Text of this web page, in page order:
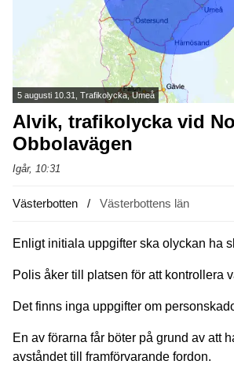
5 augusti 10.31, Trafikolycka, Umeå
Alvik, trafikolycka vid
Obbolavägen
Igår, 10:31
Västerbotten Västerbottens län
Enligt initiala uppgifter ska olyckan ha
Polis åker till platsen för att kontrollera
Det finns inga uppgifter om
En av förarna får böter på grund av att
avståndet till framförvarande fordon.